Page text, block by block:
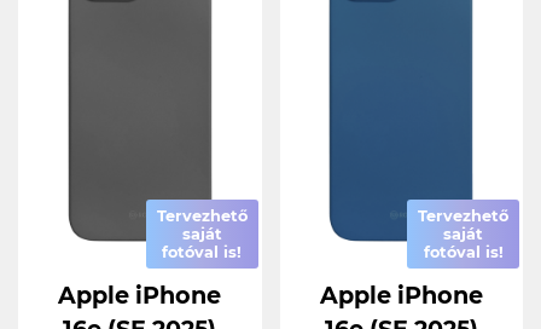
Tervezhető
saját
fotóval is!
Apple iPhone
Tervezhető
saját
fotóval is!
Apple iPhone